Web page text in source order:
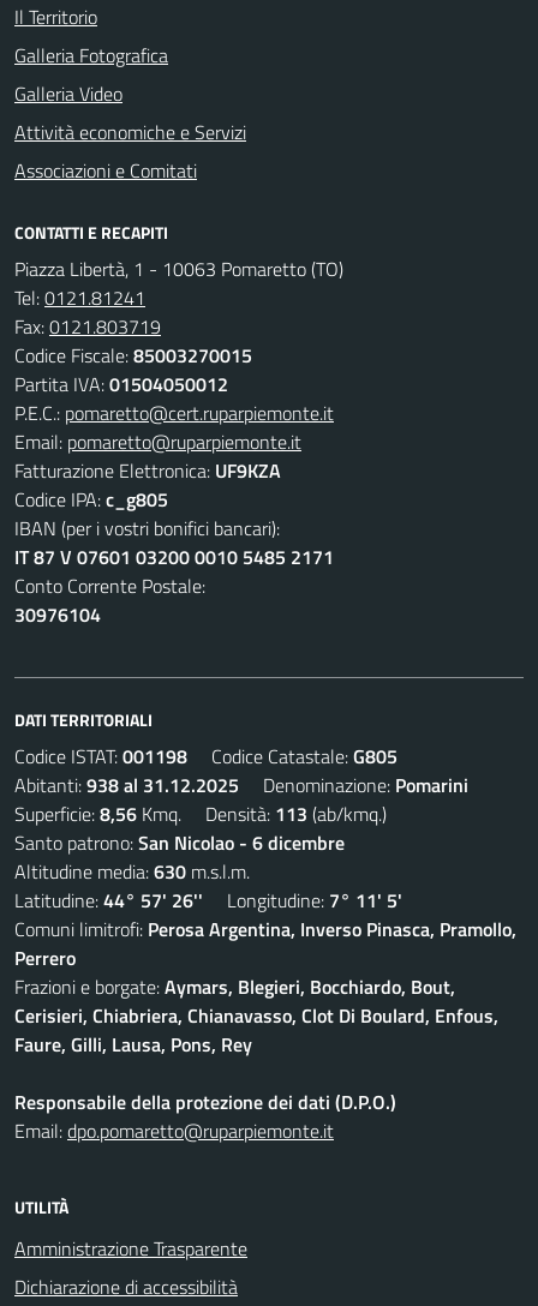
Il Territorio
Galleria Fotografica
Galleria Video
Attività economiche e Servizi
Associazioni e Comitati
CONTATTI E RECAPITI
Piazza Libertà, 1 - 10063 Pomaretto (TO)
Tel:0121.81241
Fax:0121.803719
Codice Fiscale:85003270015
Partita IVA:01504050012
P.E.C.: pomaretto@cert.ruparpiemonte.it
Email: pomaretto@ruparpiemonte.it
Fatturazione Elettronica: UF9KZA
Codice IPA:c_g805
IBAN (per i vostri bonifici bancari):
IT 87 V 07601 03200 0010 5485 2171
Conto Corrente Postale:
30976104
DATI TERRITORIALI
Codice ISTAT:001198 Codice Catastale:G805
Abitanti:938 al 31.12.2025 Denominazione: Pomarini
Superficie:8,56 Kmq. Densità: 113 (ab/kmq.)
Santo patrono:San Nicolao - 6 dicembre
Altitudine media:630 m.s.l.m.
Latitudine:44° 57' 26'' Longitudine: 7° 11' 5'
Comuni limitrofi: Perosa Argentina, Inverso Pinasca, Pramollo,
Perrero
Frazioni e borgate:Aymars, Blegieri, Bocchiardo, Bout,
Cerisieri, Chiabriera, Chianavasso, Clot Di Boulard, Enfous,
Faure, Gilli, Lausa, Pons, Rey
Responsabile della protezione dei dati (D.P.O.)
Email:dpo.pomaretto@ruparpiemonte.it
UTILITÀ
Amministrazione Trasparente
Dichiarazione di accessibilità